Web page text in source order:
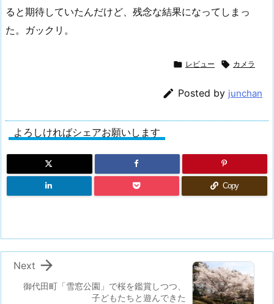
ると期待していたんだけど、残念な結果になってしまっ
た。ガックリ。
 レビュー  カメラ
 Posted by junchan
よろしければシェアお願いします
Copy
御代田町「雪窓公園」で桜を鑑賞しつつ、
子どもたちと遊んできた

Next